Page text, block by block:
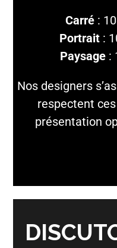
Carré:
Portrait :
Paysage :
Nos designers
respectent
présentation